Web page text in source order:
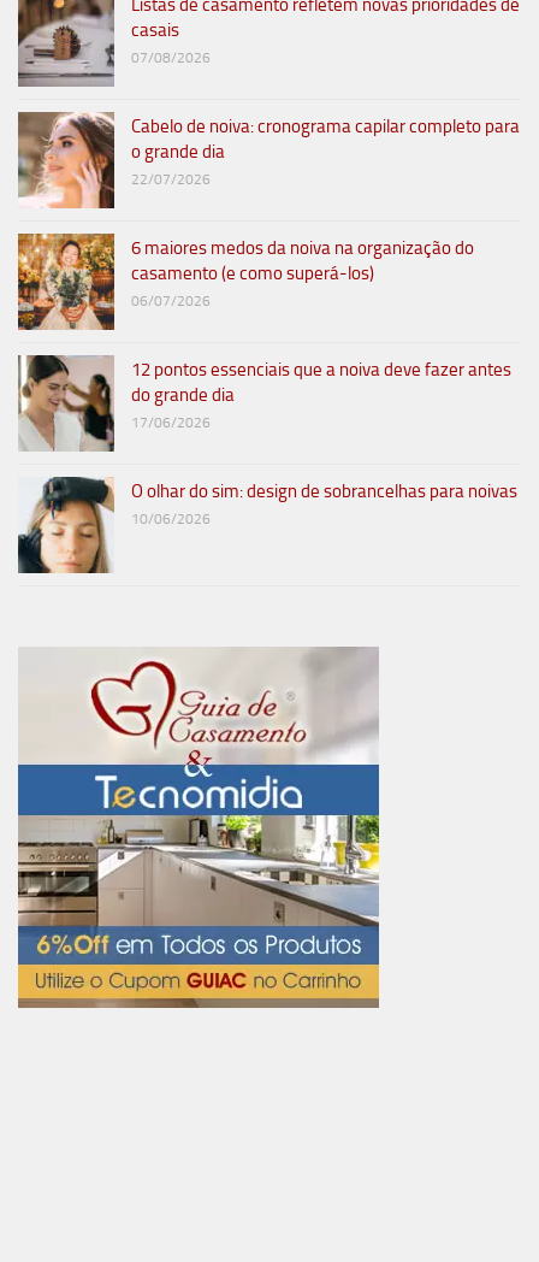
casais
07/08/2026
Cabelo de noiva: cronograma capilar completo para
o grande dia
22/07/2026
6 maiores medos da noiva na organização do
casamento (e como superá-los)
06/07/2026
12 pontos essenciais que a noiva deve fazer antes
do grande dia
17/06/2026
O olhar do sim: design de sobrancelhas para noivas
10/06/2026